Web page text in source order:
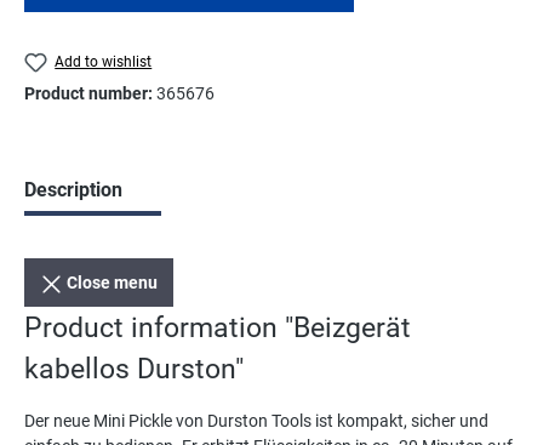
Add to wishlist
Product number: 365676
Description
Close menu
Product information "Beizgerät
kabellos Durston"
Der neue Mini Pickle von Durston Tools ist kompakt, sicher und